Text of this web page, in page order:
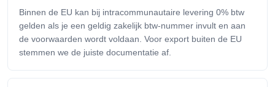
Binnen de EU kan bij intracommunautaire levering 0% btw
gelden als je een geldig zakelijk btw-nummer invult en aan
de voorwaarden wordt voldaan. Voor export buiten de EU
stemmen we de juiste documentatie af.